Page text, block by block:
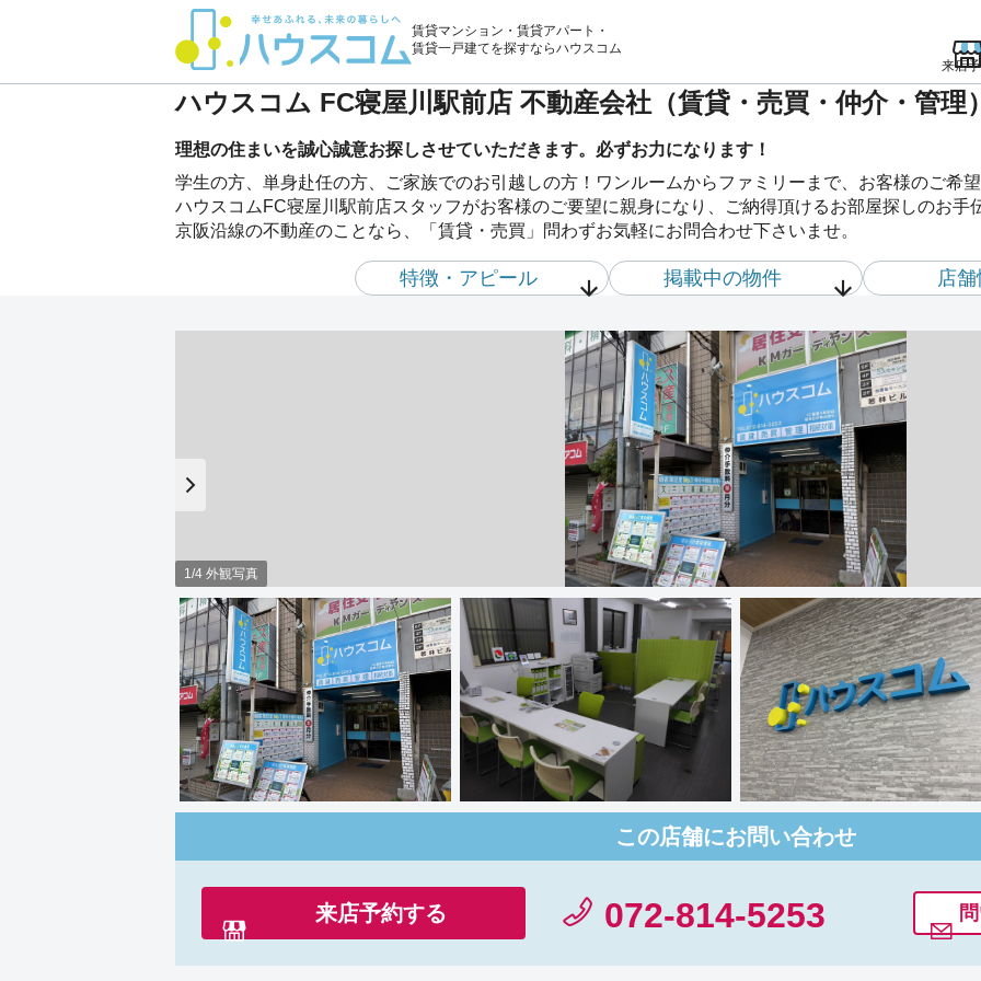
賃貸マンション・賃貸アパート・
賃貸一戸建てを探すならハウスコム
来店
ハウスコム FC寝屋川駅前店 不動産会社（賃貸・売買・仲介・管理
理想の住まいを誠心誠意お探しさせていただきます。必ずお力になります！
学生の方、単身赴任の方、ご家族でのお引越しの方！ワンルームからファミリーまで、お客様のご希
ハウスコムFC寝屋川駅前店スタッフがお客様のご要望に親身になり、ご納得頂けるお部屋探しのお手
京阪沿線の不動産のことなら、「賃貸・売買」問わずお気軽にお問合わせ下さいませ。
特徴・アピール 掲載中の物件 店
1/4 外観写真
この店舗にお問い合わせ
来店予約する 072-814-5253